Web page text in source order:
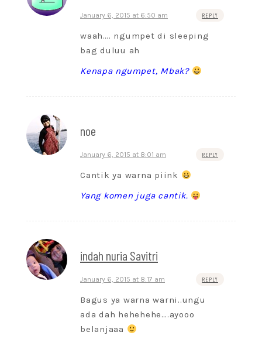
January 6, 2015 at 6:50 am REPLY
waah…. ngumpet di sleeping
bag duluu ah
Kenapa ngumpet, Mbak?
noe
January 6, 2015 at 8:01 am REPLY
Cantik ya warna piink
Yang komen juga cantik.
indah nuria Savitri
January 6, 2015 at 8:17 am REPLY
Bagus ya warna warni..ungu
ada dah hehehehe….ayooo
belanjaaa